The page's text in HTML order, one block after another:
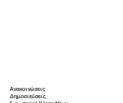
Ανακοινώσεις
Δημοσιεύσεις